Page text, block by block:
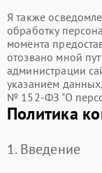
Я также
обработку
момента
отозвано мной
администрации
указанием
№ 152-ФЗ "О
Политика
1. Введение